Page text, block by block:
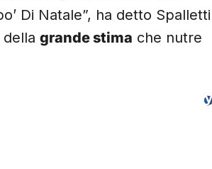
Di Natale”, ha detto Spalletti
grande stima che nutre